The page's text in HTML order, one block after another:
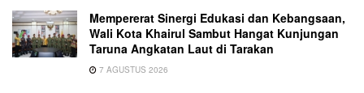
Mempererat Sinergi Edukasi dan Kebangsaan,
Wali Kota Khairul Sambut Hangat Kunjungan
Taruna Angkatan Laut di Tarakan
7 AGUSTUS 2026